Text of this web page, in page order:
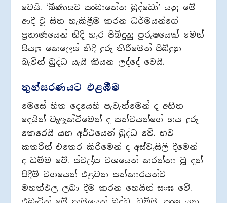
වෙයි. ‘ඛීණාසව සංඛාතේන බුද්ධෝ’ යනු මේ
ආදී වූ සිත හැකිළීම කරන ධර්මයන්ගේ
ප්‍රහාණයෙන් නිදි හැර පිබිදුනු පුරුෂයෙක් මෙන්
සියලු කෙලෙස් නිදි දුරු කිරීමෙන් පිබිදුනු
බැවින් බුද්ධ යැයි කියන ලද්දේ වෙයි.
තුන්සරණයට එළඹීම
මෙසේ හිත දෙයෙහි පැවැත්මෙන් ද අහිත
දෙයින් වැළැක්වීමෙන් ද සත්වයන්ගේ භය දුරු
කෙරෙයි යන අර්ථයෙන් බුද්ධ වේ. භව
කතරින් එතෙර කිරීමෙන් ද අස්වැසිලි දීමෙන්
ද ධම්ම වේ. ස්වල්ප වශයෙන් කරන්නා වූ දන්
පිදීම් වශයෙන් එළවන සත්කාරයන්ට
මහත්ඵල ලබා දීම කරන හෙයින් සංඝ වේ.